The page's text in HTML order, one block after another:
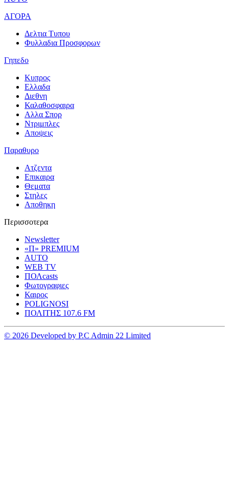
ΑΓΟΡΑ
Δελτια Τυπου
Φυλλαδια Προσφορων
Γηπεδο
Κυπρος
Ελλαδα
Διεθνη
Καλαθοσφαιρα
Αλλα Σπορ
Ντριμπλες
Αποψεις
Παραθυρο
Ατζεντα
Επικαιρα
Θεματα
Στηλες
Αποθηκη
Περισσοτερα
Newsletter
«Π» PREMIUM
AUTO
WEB TV
ΠΟΛcasts
Φωτογραφιες
Καιρος
POLIGNOSI
ΠΟΛΙΤΗΣ 107.6 FM
© 2026 Developed by P.C Admin 22 Limited